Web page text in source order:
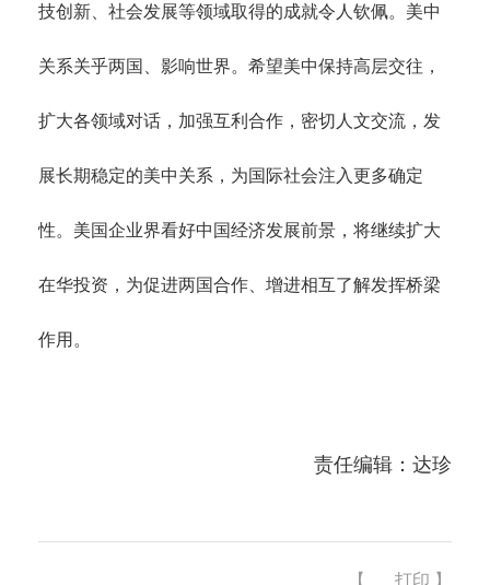
技创新、社会发展等领域取得的成就令人钦佩。美中
关系关乎两国、影响世界。希望美中保持高层交往，
扩大各领域对话，加强互利合作，密切人文交流，发
展长期稳定的美中关系，为国际社会注入更多确定
性。美国企业界看好中国经济发展前景，将继续扩大
在华投资，为促进两国合作、增进相互了解发挥桥梁
作用。
责任编辑：达珍
【 打印 】